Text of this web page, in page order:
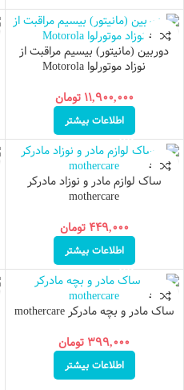
ناموجود
دوربین (مانیتور) بیسیم مراقبت از
نوزاد موتورلوا Motorola
۱۱,۹۰۰,۰۰۰ تومان
اطلاعات بیشتر
ناموجود
ساک لوازم مادر و نوزاد مادرکر
mothercare
۴۴۹,۰۰۰ تومان
اطلاعات بیشتر
ناموجود
ساک مادر و بچه مادرکر mothercare
۳۹۹,۰۰۰ تومان
اطلاعات بیشتر